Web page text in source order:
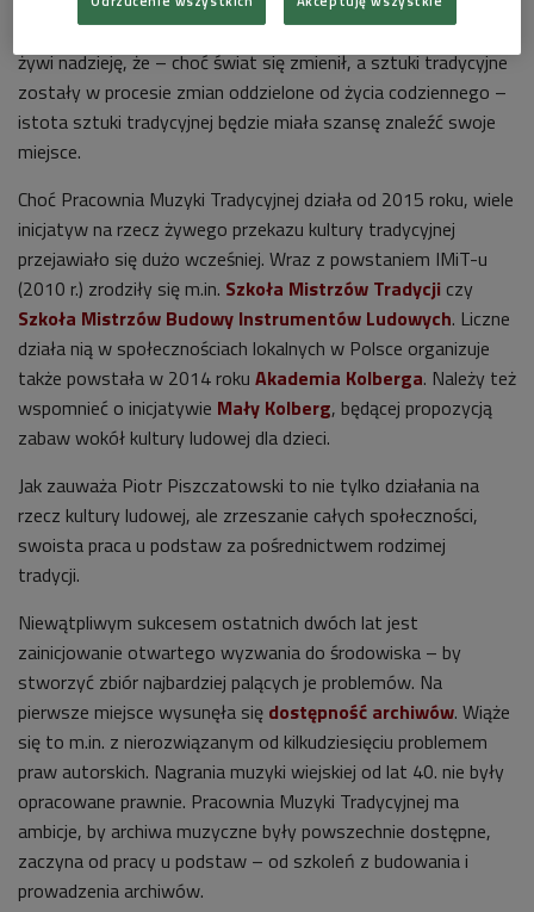
Piszczatowski, będący koordynatorem Pracowni od 2 lat,
żywi nadzieję, że – choć świat się zmienił, a sztuki tradycyjne
zostały w procesie zmian oddzielone od życia codziennego –
istota sztuki tradycyjnej będzie miała szansę znaleźć swoje
miejsce.
Choć Pracownia Muzyki Tradycyjnej działa od 2015 roku, wiele
inicjatyw na rzecz żywego przekazu kultury tradycyjnej
przejawiało się dużo wcześniej. Wraz z powstaniem IMiT-u
(2010 r.) zrodziły się m.in. Szkoła Mistrzów Tradycji czy
Szkoła Mistrzów Budowy Instrumentów Ludowych. Liczne
działa nią w społecznościach lokalnych w Polsce organizuje
także powstała w 2014 roku Akademia Kolberga. Należy też
wspomnieć o inicjatywie Mały Kolberg, będącej propozycją
zabaw wokół kultury ludowej dla dzieci.
Jak zauważa Piotr Piszczatowski to nie tylko działania na
rzecz kultury ludowej, ale zrzeszanie całych społeczności,
swoista praca u podstaw za pośrednictwem rodzimej
tradycji.
Niewątpliwym sukcesem ostatnich dwóch lat jest
zainicjowanie otwartego wyzwania do środowiska – by
stworzyć zbiór najbardziej palących je problemów. Na
pierwsze miejsce wysunęła się dostępność archiwów. Wiąże
się to m.in. z nierozwiązanym od kilkudziesięciu problemem
praw autorskich. Nagrania muzyki wiejskiej od lat 40. nie były
opracowane prawnie. Pracownia Muzyki Tradycyjnej ma
ambicje, by archiwa muzyczne były powszechnie dostępne,
zaczyna od pracy u podstaw – od szkoleń z budowania i
prowadzenia archiwów.